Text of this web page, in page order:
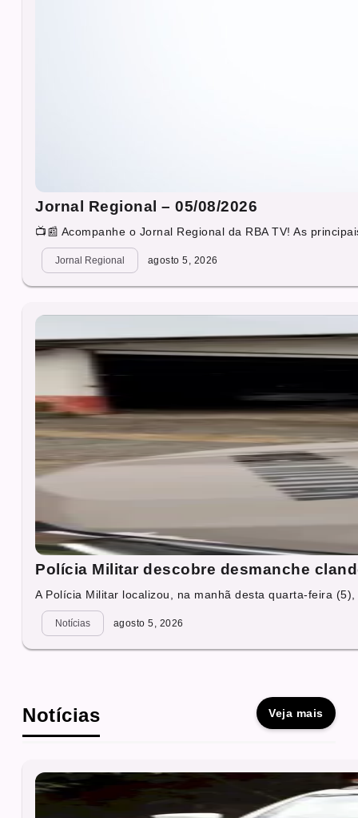
Jornal Regional – 05/08/2026
📺📰 Acompanhe o Jornal Regional da RBA TV! As
Jornal Regional agosto 5, 2026
Polícia Militar descobre desmanche
A Polícia Militar localizou, na manhã desta quarta-feira
Notícias agosto 5, 2026
Notícias Veja mais